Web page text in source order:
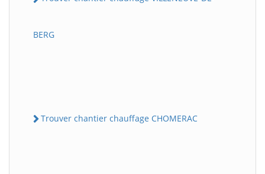
BERG
Trouver chantier chauffage CHOMERAC